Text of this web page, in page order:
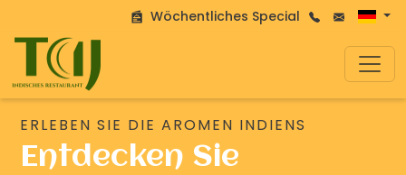
Wöchentliches Special
ERLEBEN SIE DIE AROMEN INDIENS
Entdecken Sie